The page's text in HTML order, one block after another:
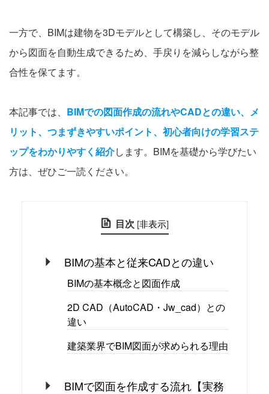
一方で、BIMは建物を3Dモデルとして構築し、そのモデル
から図面を自動生成できるため、手戻りを減らしながら整
合性を保てます。
本記事では、 BIMでの図面作成の流れやCADとの違い、メ
リット、つまずきやすいポイント、初心者向けの学習ステ
ップをわかりやすく紹介します。BIMを基礎から学びたい
方は、ぜひご一読ください。
目次 [非表示]
BIMの基本と従来CADとの違い
BIMの基本概念と図面作成
2D CAD（AutoCAD・Jw_cad）との
違い
建築業界でBIM図面が求められる理由
BIMで図面を作成する流れ【実務